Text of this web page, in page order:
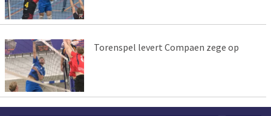
Torenspel levert Compaen zege op